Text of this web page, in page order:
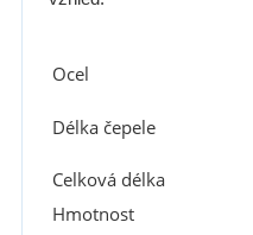
Ocel
Délka čepele
Celková délka
Hmotnost